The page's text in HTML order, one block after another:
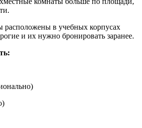
расположены в учебных корпусах
и их нужно бронировать заранее.